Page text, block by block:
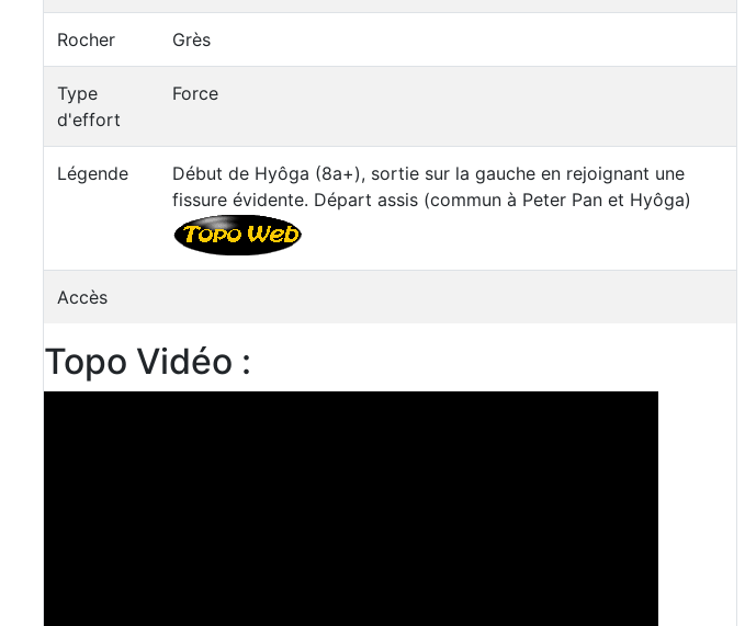
Rocher Grès
Type
d'effort
Force
Légende
Début de Hyôga (8a+), sortie sur la gauche en rejoignant une
fissure évidente. Départ assis (commun à Peter Pan et Hyôga)
Accès
Topo Vidéo :